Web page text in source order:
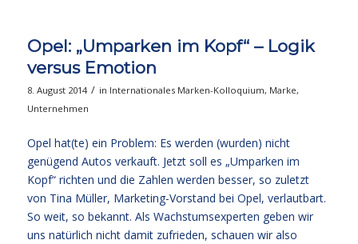
Opel: „Umparken im Kopf“ – Logik
versus Emotion
8. August 2014 / in Internationales Marken-Kolloquium, Marke,
Unternehmen
Opel hat(te) ein Problem: Es werden (wurden) nicht
genügend Autos verkauft. Jetzt soll es „Umparken im
Kopf“ richten und die Zahlen werden besser, so zuletzt
von Tina Müller, Marketing-Vorstand bei Opel, verlautbart.
So weit, so bekannt. Als Wachstumsexperten geben wir
uns natürlich nicht damit zufrieden, schauen wir also